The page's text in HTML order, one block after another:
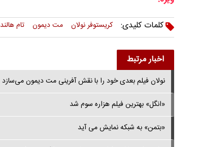
کلمات کلیدی:
کریستوفر نولان مت دیمون تام هالند
اخبار مرتبط
نولان فیلم بعدی خود را با نقش آفرینی مت دیمون می‌سازد
«انگل» بهترین فیلم هزاره سوم شد
«بتمن» به شبکه نمایش می آید